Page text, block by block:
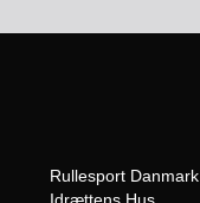
Rullesport Danmark